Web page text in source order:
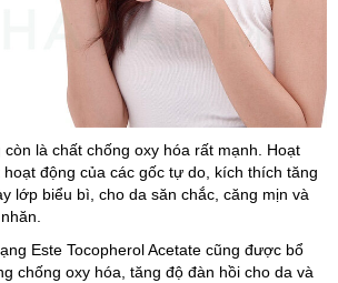
còn là chất chống oxy hóa rất mạnh. Hoạt
động của các gốc tự do, kích thích tăng
lớp biểu bì, cho da săn chắc, căng mịn và
Este Tocopherol Acetate cũng được bổ
chống oxy hóa, tăng độ đàn hồi cho da và